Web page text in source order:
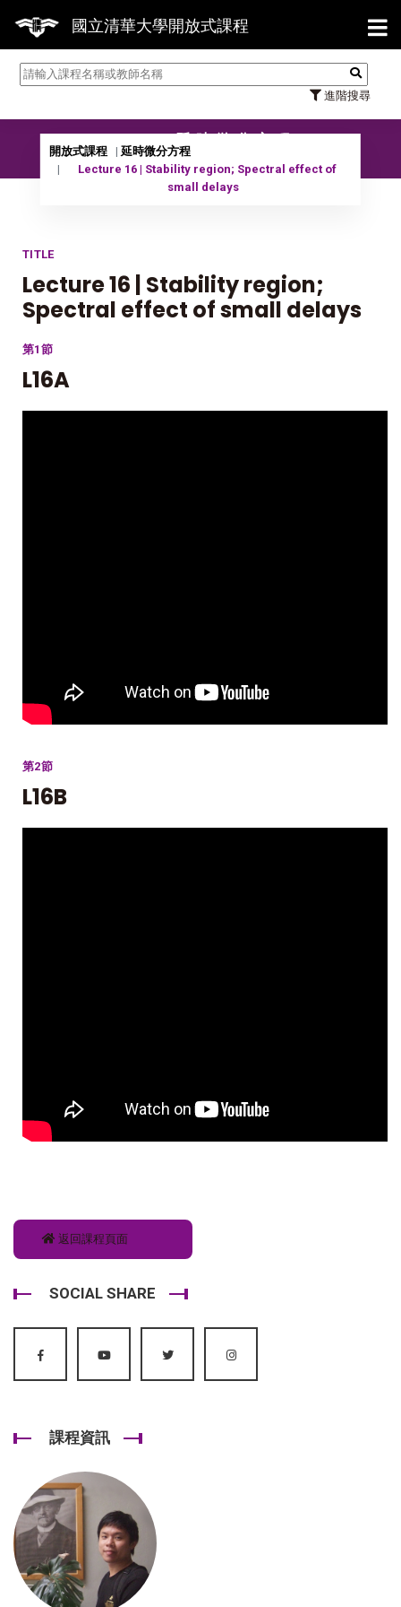
國立清華大學開放式課程
進階搜尋
【
11401 延時微分方程
開放式課程
延時微分方程
Lecture 16 | Stability region; Spectral effect of
small delays
TITLE
Lecture 16 | Stability region;
Spectral effect of small delays
第1節
L16A
第2節
L16B
返回課程頁面
SOCIAL SHARE
課程資訊